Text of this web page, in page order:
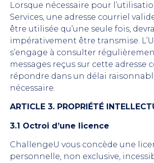
Lorsque nécessaire pour
Services, une adresse courriel
être utilisée qu’une seule fois, devra
impérativement être transmise.
s’engage à consulter
messages reçus sur cette adresse
répondre dans un délai
nécessaire.
ARTICLE 3. PROPRIÉTÉ
3.1 Octroi d’une licence
ChallengeU vous concède une
personnelle, non exclusive,